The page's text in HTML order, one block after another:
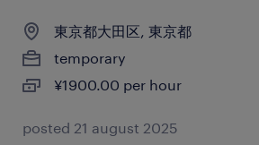
東京都大田区, 東京都
temporary
¥1900.00 per hour
posted 21 august 2025